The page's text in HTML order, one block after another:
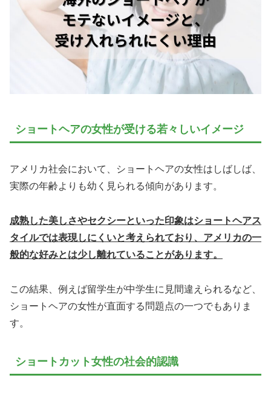
ショートヘアの女性が受ける若々しいイメージ
アメリカ社会において、ショートヘアの女性はしばしば、
実際の年齢よりも幼く見られる傾向があります。
成熟した美しさやセクシーといった印象はショートヘアス
タイルでは表現しにくいと考えられており、アメリカの一
般的な好みとは少し離れていることがあります。
この結果、例えば留学生が中学生に見間違えられるなど、
ショートヘアの女性が直面する問題点の一つでもありま
す。
ショートカット女性の社会的認識